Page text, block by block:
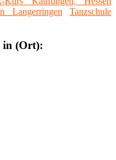
Langerringen
Tanzschule
in (Ort):